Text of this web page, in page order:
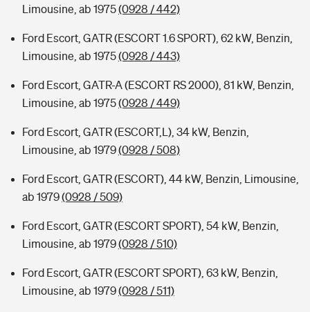
Limousine, ab 1975(0928 / 442)
Ford Escort, GATR (ESCORT 1.6 SPORT), 62 kW, Benzin,
Limousine, ab 1975(0928 / 443)
Ford Escort, GATR-A (ESCORT RS 2000), 81 kW, Benzin,
Limousine, ab 1975(0928 / 449)
Ford Escort, GATR (ESCORT,L), 34 kW, Benzin,
Limousine, ab 1979(0928 / 508)
Ford Escort, GATR (ESCORT), 44 kW, Benzin, Limousine,
ab 1979(0928 / 509)
Ford Escort, GATR (ESCORT SPORT), 54 kW, Benzin,
Limousine, ab 1979(0928 / 510)
Ford Escort, GATR (ESCORT SPORT), 63 kW, Benzin,
Limousine, ab 1979(0928 / 511)